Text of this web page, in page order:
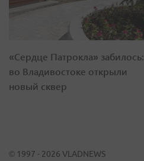
«Сердце Патрокла» забилось:
во Владивостоке открыли
новый сквер
© 1997 - 2026 VLADNEWS